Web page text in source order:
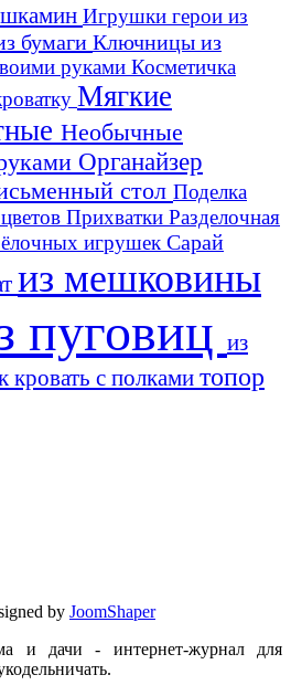
Игрушки герои из
бумаги Ключницы из
руками Косметичка
Мягкие
Необычные
Органайзер
стол Поделка
Прихватки Разделочная
игрушек Сарай
из мешковины
пуговиц из
кровать с полками топор
by JoomShaper
и дачи - интернет-журнал для